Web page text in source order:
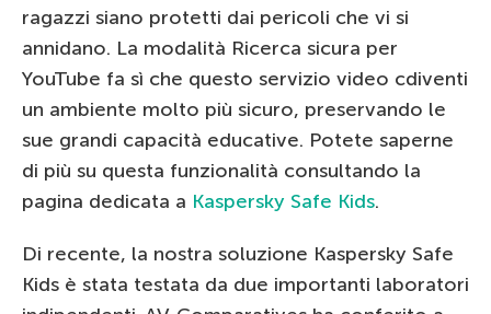
ragazzi siano protetti dai pericoli che vi si
annidano. La modalità Ricerca sicura per
YouTube fa sì che questo servizio video cdiventi
un ambiente molto più sicuro, preservando le
sue grandi capacità educative. Potete saperne
di più su questa funzionalità consultando la
pagina dedicata a Kaspersky Safe Kids.
Di recente, la nostra soluzione Kaspersky Safe
Kids è stata testata da due importanti laboratori